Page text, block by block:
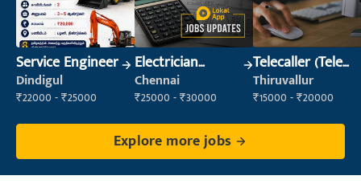
Service Engineer
Dindigul
₹22000 - ₹25000
Electrician
(Construction)
Chennai
₹25000 - ₹30000
Telecaller (Tele
Sales)
Thiruvallur
₹15000 - ₹20000
Explore more jobs